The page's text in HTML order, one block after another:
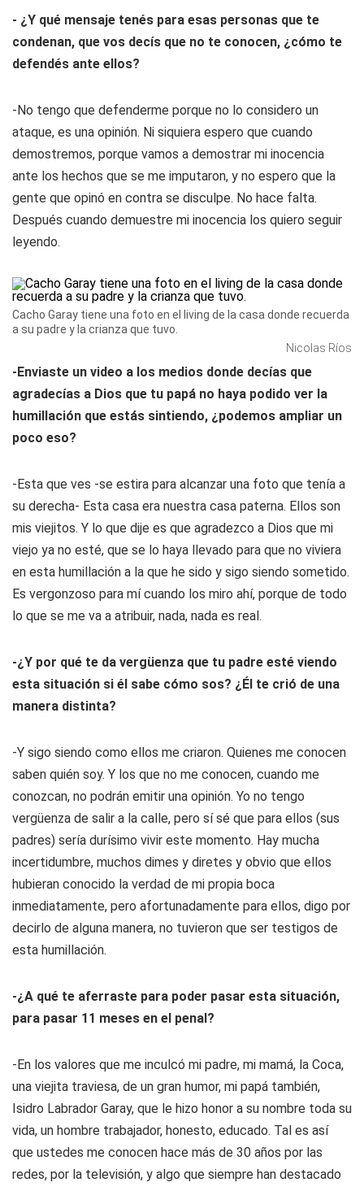
- ¿Y qué mensaje tenés para esas personas que te
condenan, que vos decís que no te conocen, ¿cómo te
defendés ante ellos?
-No tengo que defenderme porque no lo considero un
ataque, es una opinión. Ni siquiera espero que cuando
demostremos, porque vamos a demostrar mi inocencia
ante los hechos que se me imputaron, y no espero que la
gente que opinó en contra se disculpe. No hace falta.
Después cuando demuestre mi inocencia los quiero seguir
leyendo.
Cacho Garay tiene una foto en el living de la casa donde recuerda
a su padre y la crianza que tuvo.
Nicolas Ríos
-Enviaste un video a los medios donde decías que
agradecías a Dios que tu papá no haya podido ver la
humillación que estás sintiendo, ¿podemos ampliar un
poco eso?
-Esta que ves -se estira para alcanzar una foto que tenía a
su derecha- Esta casa era nuestra casa paterna. Ellos son
mis viejitos. Y lo que dije es que agradezco a Dios que mi
viejo ya no esté, que se lo haya llevado para que no viviera
en esta humillación a la que he sido y sigo siendo sometido.
Es vergonzoso para mí cuando los miro ahí, porque de todo
lo que se me va a atribuir, nada, nada es real.
-¿Y por qué te da vergüenza que tu padre esté viendo
esta situación si él sabe cómo sos? ¿Él te crió de una
manera distinta?
-Y sigo siendo como ellos me criaron. Quienes me conocen
saben quién soy. Y los que no me conocen, cuando me
conozcan, no podrán emitir una opinión. Yo no tengo
vergüenza de salir a la calle, pero sí sé que para ellos (sus
padres) sería durísimo vivir este momento. Hay mucha
incertidumbre, muchos dimes y diretes y obvio que ellos
hubieran conocido la verdad de mi propia boca
inmediatamente, pero afortunadamente para ellos, digo por
decirlo de alguna manera, no tuvieron que ser testigos de
esta humillación.
-¿A qué te aferraste para poder pasar esta situación,
para pasar 11 meses en el penal?
-En los valores que me inculcó mi padre, mi mamá, la Coca,
una viejita traviesa, de un gran humor, mi papá también,
Isidro Labrador Garay, que le hizo honor a su nombre toda su
vida, un hombre trabajador, honesto, educado. Tal es así
que ustedes me conocen hace más de 30 años por las
redes, por la televisión, y algo que siempre han destacado